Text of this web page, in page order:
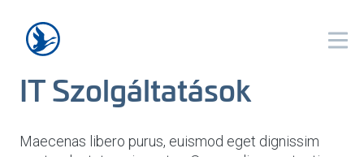
IT Szolgáltatások
Maecenas libero purus, euismod eget dignissim